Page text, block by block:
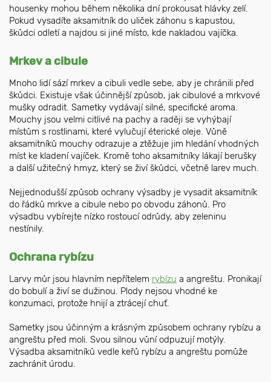
housenky mohou během několika dní prokousat hlávky zelí.
Pokud vysadíte aksamitník do uliček záhonu s kapustou,
škůdci odletí a najdou si jiné místo, kde nakladou vajíčka.
Mrkev a cibule
Mnoho lidí sází mrkev a cibuli vedle sebe, aby je chránili před
škůdci. Existuje však účinnější způsob, jak cibulové a mrkvové
mušky odradit. Sametky vydávají silné, specifické aroma.
Mouchy jsou velmi citlivé na pachy a raději se vyhýbají
místům s rostlinami, které vylučují éterické oleje. Vůně
aksamitníků mouchy odrazuje a ztěžuje jim hledání vhodných
míst ke kladení vajíček. Kromě toho aksamitníky lákají berušky
a další užitečný hmyz, který se živí škůdci, včetně larev much.
Nejjednodušší způsob ochrany výsadby je vysadit aksamitník
do řádků mrkve a cibule nebo po obvodu záhonů. Pro
výsadbu vybírejte nízko rostoucí odrůdy, aby zeleninu
nestínily.
Ochrana rybízu
Larvy můr jsou hlavním nepřítelem rybízu a angreštu. Pronikají
do bobulí a živí se dužinou. Plody nejsou vhodné ke
konzumaci, protože hnijí a ztrácejí chuť.
Sametky jsou účinným a krásným způsobem ochrany rybízu a
angreštu před moli. Svou silnou vůní odpuzují motýly.
Výsadba aksamitníků vedle keřů rybízu a angreštu pomůže
zachránit úrodu.